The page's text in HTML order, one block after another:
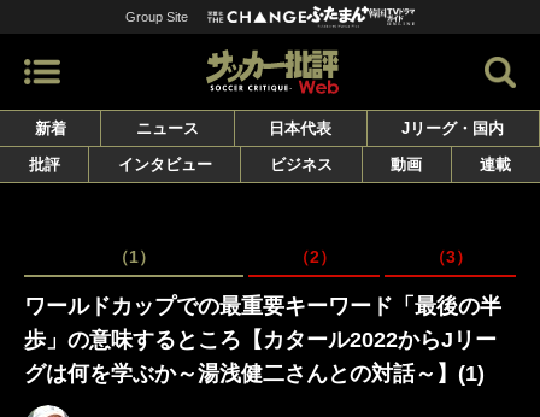
Group Site
新着 ニュース 日本代表
Jリーグ・国内
批評
インタビュー ビジネス 動画 連載
（1） （2） （3）
ワールドカップでの最重要キーワード「最後の半
歩」の意味するところ【カタール2022からJリー
グは何を学ぶか～湯浅健二さんとの対話～】(1)